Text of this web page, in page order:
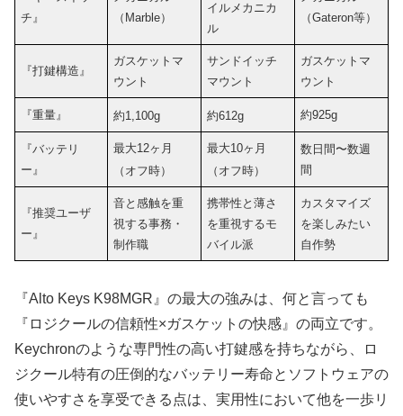
チ』
（Marble）
イルメカニカ
ル
（Gateron等）
『打鍵構造』
ガスケットマ
ウント
サンドイッチ
マウント
ガスケットマ
ウント
『重量』 約1,100g 約612g 約925g
『バッテリ
ー』
最大12ヶ月
（オフ時）
最大10ヶ月
（オフ時）
数日間〜数週
間
『推奨ユーザ
ー』
音と感触を重
視する事務・
制作職
携帯性と薄さ
を重視するモ
バイル派
カスタマイズ
を楽しみたい
自作勢
『Alto Keys K98MGR』の最大の強みは、何と言っても
『ロジクールの信頼性×ガスケットの快感』の両立です。
Keychronのような専門性の高い打鍵感を持ちながら、ロ
ジクール特有の圧倒的なバッテリー寿命とソフトウェアの
使いやすさを享受できる点は、実用性において他を一歩リ